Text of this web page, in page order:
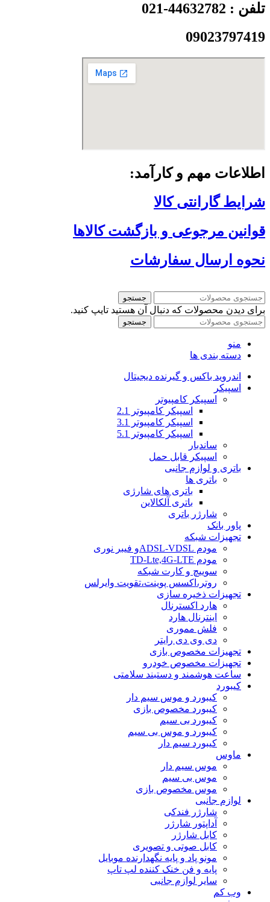
تلفن : 44632782-021
09023797419
اطلاعات مهم و کارآمد:
شرایط گارانتی کالا
قوانین مرجوعی و بازگشت کالاها
نحوه ارسال سفارشات
جستجو
برای دیدن محصولات که دنبال آن هستید تایپ کنید.
جستجو
منو
دسته بندی ها
اندروید باکس و گیرنده دیجیتال
اسپیکر
اسپیکر کامپیوتر
اسپیکر کامپیوتر 2.1
اسپیکر کامپیوتر 3.1
اسپیکر کامپیوتر 5.1
ساندبار
اسپیکر قابل حمل
باتری و لوازم جانبی
باتری ها
باتری های شارژی
باتری آلکالاین
شارژر باتری
پاور بانک
تجهیزات شبکه
مودم ADSL-VDSLو فیبر نوری
مودم TD-Lte,4G-LTE
سوییچ و کارت شبکه
روتر،اکسس پوینت،تقویت وایرلس
تجهیزات ذخیره سازی
هارد اکسترنال
اینترنال هارد
فلش مموری
دی وی دی رایتر
تجهیزات مخصوص بازی
تجهیزات مخصوص خودرو
ساعت هوشمند و دستبند سلامتی
کیبورد
کیبورد و موس سیم دار
کیبورد مخصوص بازی
کیبورد بی سیم
کیبورد و موس بی سیم
کیبورد سیم دار
ماوس
موس سیم دار
موس بی سیم
موس مخصوص بازی
لوازم جانبی
شارژر فندکی
آداپتور شارژر
کابل شارژر
کابل صوتی و تصویری
مونو پاد و پایه نگهدارنده موبایل
پایه و فن خنک کننده لپ تاپ
سایر لوازم جانبی
وب کم